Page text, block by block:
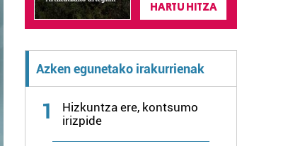
HARTU HITZA
Azken egunetako irakurrienak
1
Hizkuntza ere, kontsumo
irizpide